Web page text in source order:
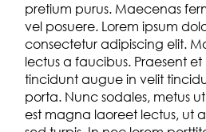
pretium purus. Maecenas
vel posuere. Lorem ipsum
consectetur adipiscing elit.
lectus a faucibus. Praesent et
tincidunt augue in velit
porta. Nunc sodales, metus
est magna laoreet lectus, ut